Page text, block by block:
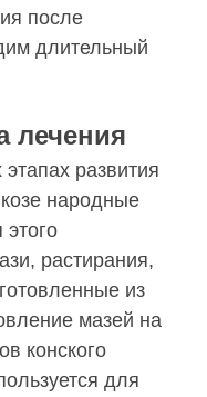
после
длительный
лечения
развития
народные
этого
растирания,
из
мазей на
конского
для